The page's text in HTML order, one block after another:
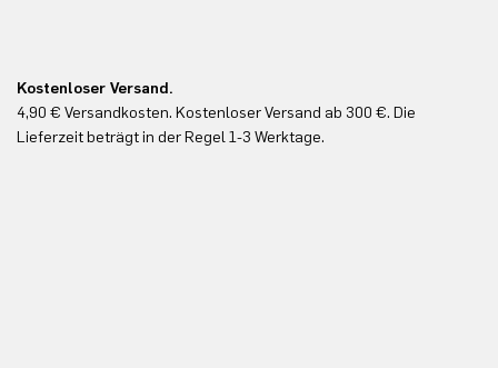
Kostenloser Versand.
4,90 € Versandkosten. Kostenloser Versand ab 300 €. Die
Lieferzeit beträgt in der Regel 1-3 Werktage.